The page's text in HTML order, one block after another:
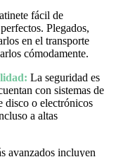
fácil de
Plegados,
en el transporte
cómodamente.
La seguridad es
con sistemas de
disco o electrónicos
a altas
avanzados incluyen